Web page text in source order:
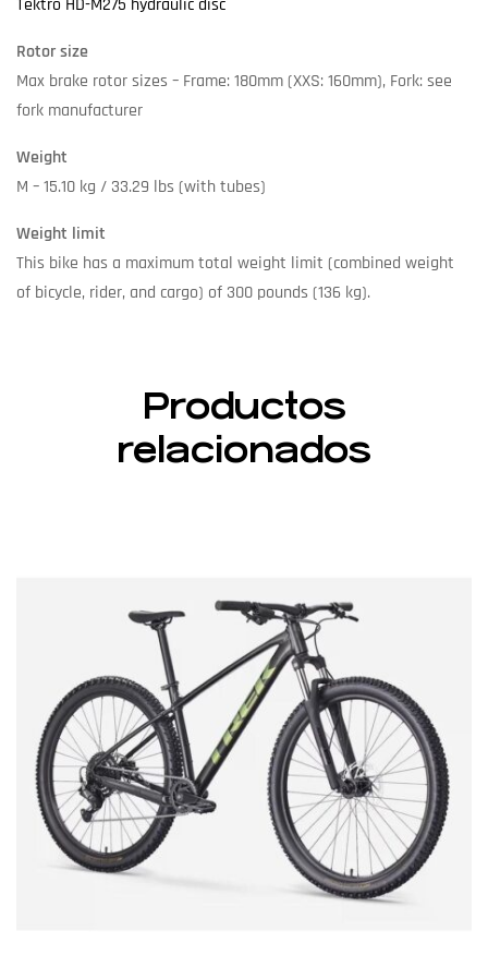
Tektro HD-M275 hydraulic disc
Rotor size
Max brake rotor sizes – Frame: 180mm (XXS: 160mm), Fork: see
fork manufacturer
Weight
M – 15.10 kg / 33.29 lbs (with tubes)
Weight limit
This bike has a maximum total weight limit (combined weight
of bicycle, rider, and cargo) of 300 pounds (136 kg).
Productos
relacionados